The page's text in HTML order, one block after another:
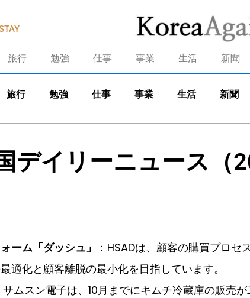
旅行 勉強 仕事 事業 生活 新聞
旅行 勉強 仕事 事業 生活 新聞
デイリーニュース（
ーム「ダッシュ」
：HSADは、顧客の購買プロ
適化と顧客離脱の最小化を目指しています。
サムスン電子は、10月までにキムチ冷蔵庫の販売